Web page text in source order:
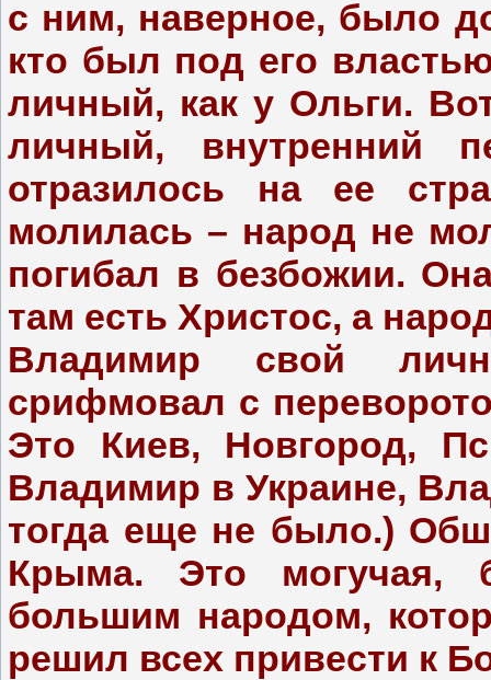
с ним, наверное, было
кто был под его
личный, как у Ольги.
личный, внутренний
отразилось на ее
молилась – народ не
погибал в безбожии.
там есть Христос, а
Владимир свой
срифмовал с
Это Киев, Новгород,
Владимир в Украине,
тогда еще не было.)
Крыма. Это могучая,
большим народом,
решил всех привести к